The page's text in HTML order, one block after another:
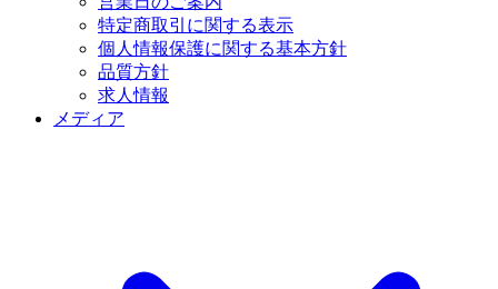
特定商取引に関する表示
個人情報保護に関する基本方針
品質方針
求人情報
メディア